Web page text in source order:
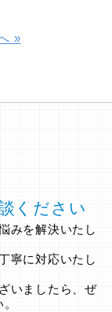
»
ください
みを解決いたし
寧に対応いたし
いましたら、ぜ